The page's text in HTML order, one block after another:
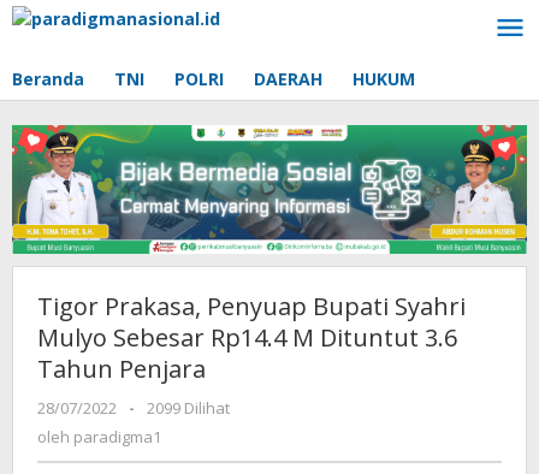
Lewati
Beranda TNI POLRI DAERAH HUKUM
Tigor Prakasa, Penyuap Bupati Syahri
Mulyo Sebesar Rp14.4 M Dituntut 3.6
Tahun Penjara
28/07/2022
oleh
paradigma1
-
2099 Dilihat
oleh paradigma1